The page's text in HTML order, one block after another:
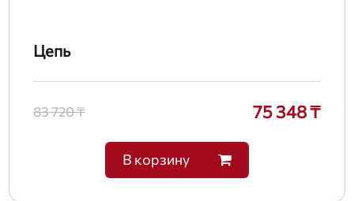
Цепь
83 720 ₸ 75 348 ₸
В корзину